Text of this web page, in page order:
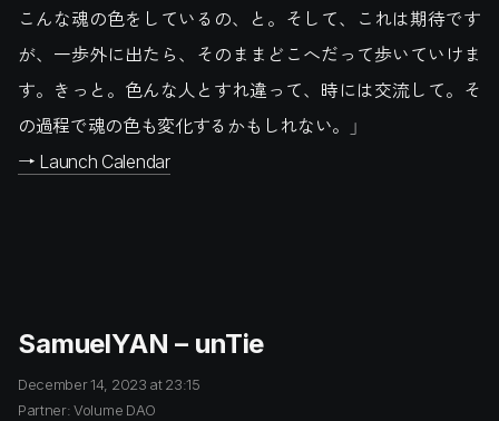
こんな魂の色をしているの、と。そして、これは期待です
が、一歩外に出たら、そのままどこへだって歩いていけま
す。きっと。色んな人とすれ違って、時には交流して。そ
の過程で魂の色も変化するかもしれない。」
→ Launch Calendar
SamuelYAN – unTie
December 14, 2023 at 23:15
Partner: Volume DAO